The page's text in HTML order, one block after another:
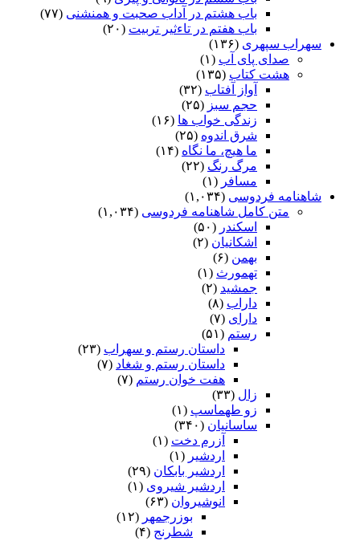
باب هشتم در آداب صحبت و همنشنى (۷۷)
باب هفتم در تاءثیر تربیت (۲۰)
سهراب سپهری (۱۳۶)
صدای پای آب (۱)
هشت کتاب (۱۳۵)
آواز آفتاب (۳۲)
حجم سبز (۲۵)
زندگی خواب ها (۱۶)
شرق اندوه (۲۵)
ما هیچ، ما نگاه (۱۴)
مرگ رنگ (۲۲)
مسافر (۱)
شاهنامه فردوسی (۱,۰۳۴)
متن کامل شاهنامه فردوسی (۱,۰۳۴)
اسکندر (۵۰)
اشکانیان (۲)
بهمن (۶)
تهمورث (۱)
جمشید (۲)
داراب (۸)
دارای (۷)
رستم (۵۱)
داستان رستم و سهراب (۲۳)
داستان رستم و شغاد (۷)
هفت خوان رستم‏ (۷)
زال (۳۳)
زو طهماسپ‏ (۱)
ساسانیان (۳۴۰)
آزرم دخت (۱)
اردشیر (۱)
اردشیر بابکان (۲۹)
اردشیر شیروی (۱)
انوشیروان (۶۳)
بوزرجمهر (۱۲)
شطرنج (۴)